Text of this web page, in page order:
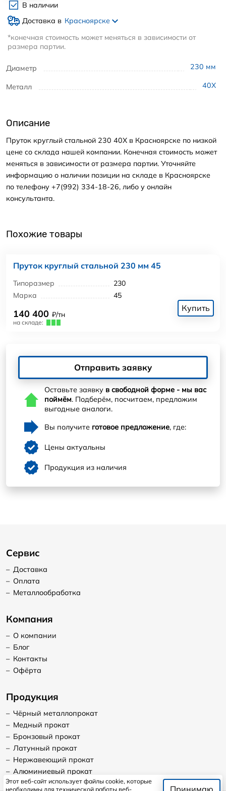
Диаметр 230 мм
Металл 40Х
В наличии
Доставка в Красноярске
*конечная стоимость может меняться в зависимости от
размера партии.
Описание
Пруток круглый стальной 230 40Х в Красноярске по низкой
цене со склада нашей компании. Конечная стоимость может
меняться в зависимости от размера партии. Уточняйте
информацию о наличии позиции на складе в Красноярске
по телефону +7(992) 334-18-26, либо у онлайн
консультанта.
Похожие товары
Пруток круглый стальной 230 мм 45
Типоразмер
230
Марка
45
140 400 ₽/тн
на складе:
Купить
Отправить заявку
Оставьте заявку в свободной форме - мы вас
поймём. Подберём, посчитаем, предложим
выгодные аналоги.
Вы получите готовое предложение, где:
Цены актуальны
Продукция из наличия
Сервис
– Доставка
– Оплата
– Металлообработка
Компания
– О компании
– Блог
– Контакты
– Офёрта
Продукция
– Чёрный металлопрокат
– Медный прокат
– Бронзовый прокат
– Латунный прокат
– Нержавеющий прокат
– Алюминиевый прокат
Этот веб-сайт использует файлы cookie, которые
необходимы для технической работы веб-